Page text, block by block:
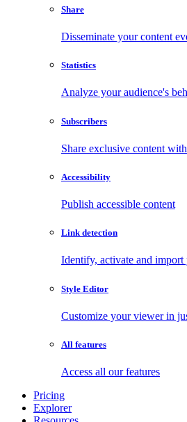
Share
Disseminate your content
Statistics
Analyze your audience's
Subscribers
Share exclusive content
Accessibility
Publish accessible content
Link detection
Identify, activate and
Style Editor
Customize your viewer in
All features
Access all our features
Pricing
Explorer